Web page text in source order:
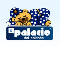
contenido